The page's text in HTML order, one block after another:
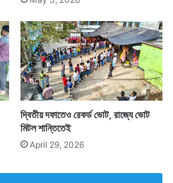
দ্বিতীয় দফাতেও রেকর্ড ভোট, রাজ্যে ভোট
মিটল শান্তিতেই
April 29, 2026